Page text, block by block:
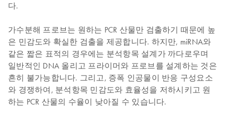
다.
가수분해 프로브는 원하는 PCR 산물만 검출하기 때문에 높
은 민감도와 확실한 검출을 제공합니다. 하지만, miRNA와
같은 짧은 표적의 경우에는 분석항목 설계가 까다로우며
일반적인 DNA 올리고 프라이머와 프로브를 설계하는 것은
흔히 불가능합니다. 그리고, 증폭 인공물이 반응 구성요소
와 경쟁하여, 분석항목 민감도와 효율성을 저하시키고 원
하는 PCR 산물의 수율이 낮아질 수 있습니다.